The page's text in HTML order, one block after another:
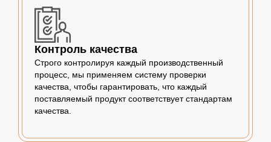
Контроль качества
Строго контролируя каждый производственный
процесс, мы применяем систему проверки
качества, чтобы гарантировать, что каждый
поставляемый продукт соответствует стандартам
качества.